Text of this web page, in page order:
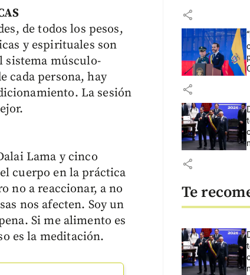
de todos los pesos,
y espirituales son
sistema músculo-
cada persona, hay
La sesión
Lama y cinco
cuerpo en la práctica
no a reaccionar, a no
nos afecten. Soy un
Si me alimento es
es la meditación.
share
share
share
Te